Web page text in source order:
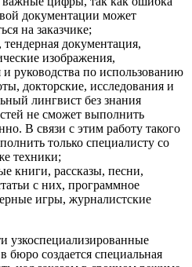
документации может
на заказчике;
документация,
изображения,
руководства по использованию
докторские, исследования и
лингвист без знания
не сможет выполнить
В связи с этим работу такого
только специалисту со
техники;
книги, рассказы, песни,
с них, программное
игры, журналистские
узкоспециализированные
бюро создается специальная